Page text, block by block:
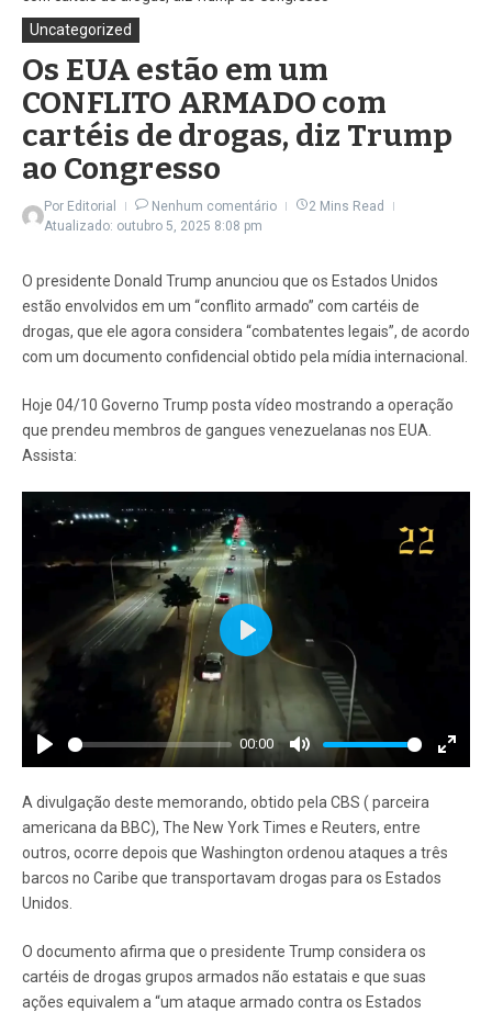
Uncategorized
Os EUA estão em um
CONFLITO ARMADO com
cartéis de drogas, diz Trump
ao Congresso
Por Editorial Nenhum comentário
2 Mins Read
Atualizado: outubro 5, 2025 8:08 pm
O presidente Donald Trump anunciou que os Estados Unidos
estão envolvidos em um “conflito armado” com cartéis de
drogas, que ele agora considera “combatentes legais”, de acordo
com um documento confidencial obtido pela mídia internacional.
Hoje 04/10 Governo Trump posta vídeo mostrando a operação
que prendeu membros de gangues venezuelanas nos EUA.
Assista:
Play
00:00
Mute
Enter
Play
A divulgação deste memorando, obtido pela CBS ( parceira
americana da BBC), The New York Times e Reuters, entre
outros, ocorre depois que Washington ordenou ataques a três
barcos no Caribe que transportavam drogas para os Estados
Unidos.
O documento afirma que o presidente Trump considera os
cartéis de drogas grupos armados não estatais e que suas
ações equivalem a “um ataque armado contra os Estados